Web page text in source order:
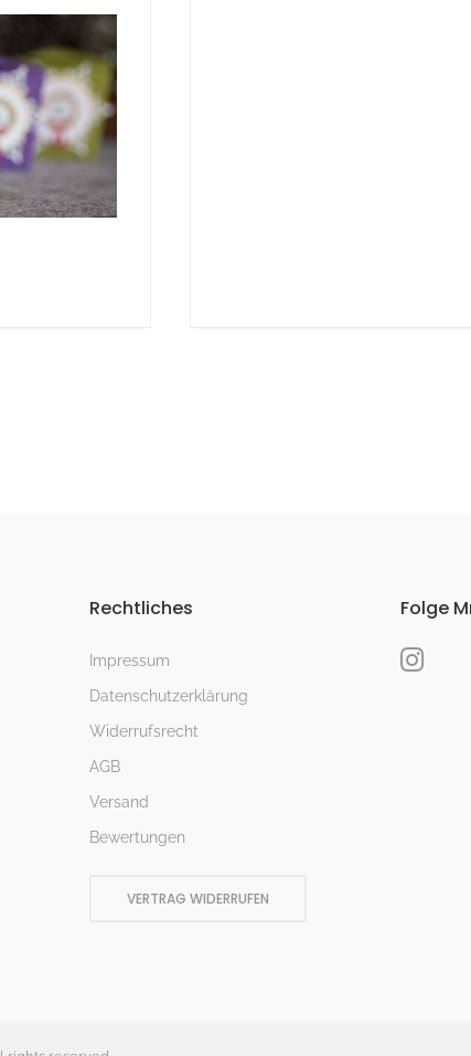
Rechtliches
Impressum
Datenschutzerklärung
Widerrufsrecht
AGB
Versand
Bewertungen
VERTRAG WIDERRUFEN
Folge